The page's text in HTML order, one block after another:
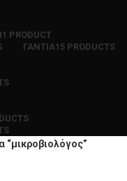
1 PRODUCT
ΓΑΝΤΙΑ15 PRODUCTS
“μικροβιολόγος”